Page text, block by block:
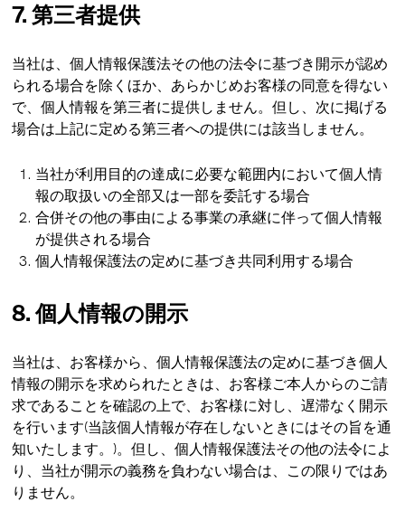
7. 第三者提供
当社は、個人情報保護法その他の法令に基づき開示が認め
られる場合を除くほか、あらかじめお客様の同意を得ない
で、個人情報を第三者に提供しません。但し、次に掲げる
場合は上記に定める第三者への提供には該当しません。
当社が利用目的の達成に必要な範囲内において個人情
報の取扱いの全部又は一部を委託する場合
合併その他の事由による事業の承継に伴って個人情報
が提供される場合
個人情報保護法の定めに基づき共同利用する場合
8. 個人情報の開示
当社は、お客様から、個人情報保護法の定めに基づき個人
情報の開示を求められたときは、お客様ご本人からのご請
求であることを確認の上で、お客様に対し、遅滞なく開示
を行います(当該個人情報が存在しないときにはその旨を通
知いたします。)。但し、個人情報保護法その他の法令によ
り、当社が開示の義務を負わない場合は、この限りではあ
りません。